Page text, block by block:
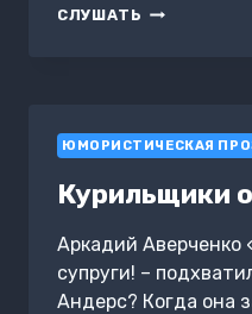
СЛУШАТЬ ПОПЫТКА
ЮМОРИСТИЧЕСКАЯ
Курильщики
Аркадий Аверченко
супруги! –
Андерс? Когда она